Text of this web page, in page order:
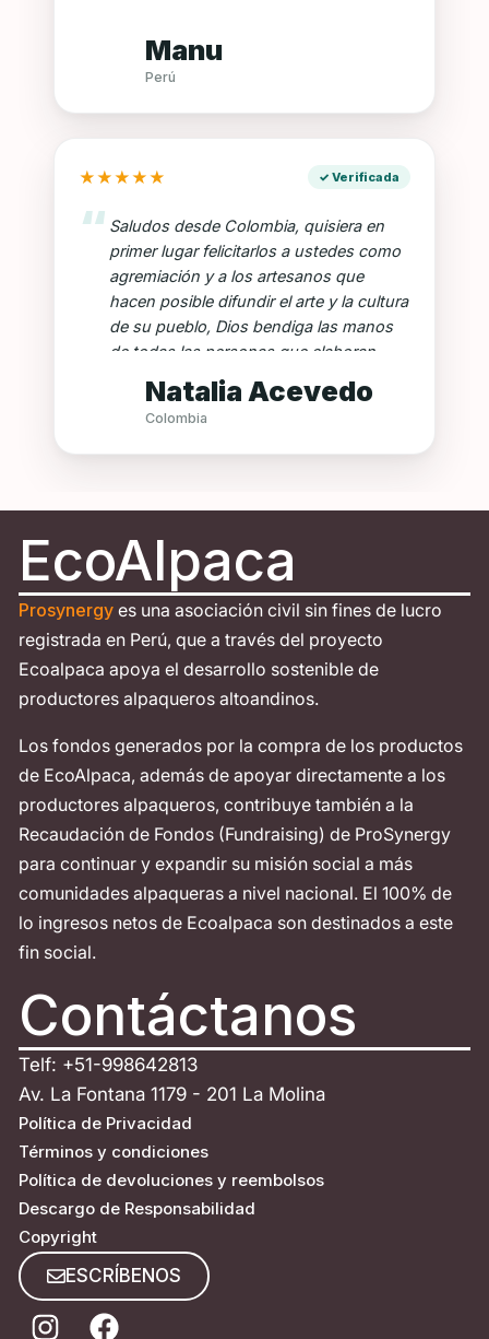
Manu
Perú
Natalia Acevedo
Colombia
★★★★★
Saludos desde Colombia, quisiera en
primer lugar felicitarlos a ustedes como
agremiación y a los artesanos que
hacen posible difundir el arte y la cultura
de su pueblo, Dios bendiga las manos
de todas las personas que elaboran
esas piezas de arte tan prolijas y
hermosas, nos recuerdan la importancia
de la conservación de nuestras
tradiciones.
atención en el proceso de compra para
mi visita a su hermoso país... Yanetzi
dispuesta y colaborativa, su gerente
apasionada por su producto... que gran
trabajo.
Les comparto algunas fotos de mi viaje
realizadas por el fotógrafo
@mariocarvajal ❤️
EcoAlpaca
Prosynergy es una asociación civil sin fines de lucro
registrada en Perú, que a través del proyecto
Ecoalpaca apoya el desarrollo sostenible de
productores alpaqueros altoandinos.
Los fondos generados por la compra de los productos
de EcoAlpaca, además de apoyar directamente a los
productores alpaqueros, contribuye también a la
Recaudación de Fondos (Fundraising) de ProSynergy
para continuar y expandir su misión social a más
comunidades alpaqueras a nivel nacional. El 100% de
lo ingresos netos de Ecoalpaca son destinados a este
fin social.
Contáctanos
Telf: +51-998642813
Av. La Fontana 1179 - 201 La Molina
Política de Privacidad
Términos y condiciones
Política de devoluciones y reembolsos
Descargo de Responsabilidad
Copyright
ESCRÍBENOS